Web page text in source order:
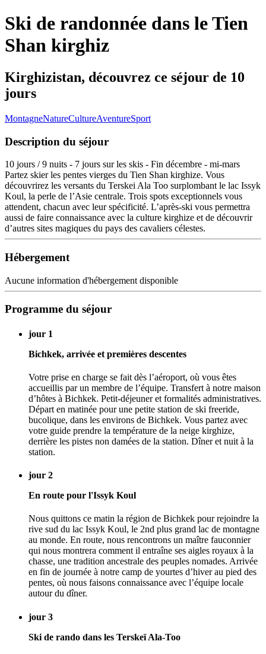
Ski de randonnée dans le Tien
Shan kirghiz
Kirghizistan, découvrez ce séjour de 10
jours
MontagneNatureCultureAventureSport
Description du séjour
10 jours / 9 nuits - 7 jours sur les skis - Fin décembre - mi-mars
Partez skier les pentes vierges du Tien Shan kirghize. Vous
découvrirez les versants du Terskei Ala Too surplombant le lac Issyk
Koul, la perle de l’Asie centrale. Trois spots exceptionnels vous
attendent, chacun avec leur spécificité. L’après-ski vous permettra
aussi de faire connaissance avec la culture kirghize et de découvrir
d’autres sites magiques du pays des cavaliers célestes.
Hébergement
Aucune information d'hébergement disponible
Programme du séjour
jour 1
Bichkek, arrivée et premières descentes
Votre prise en charge se fait dès l’aéroport, où vous êtes
accueillis par un membre de l’équipe. Transfert à notre maison
d’hôtes à Bichkek. Petit-déjeuner et formalités administratives.
Départ en matinée pour une petite station de ski freeride,
bucolique, dans les environs de Bichkek. Vous partez avec
votre guide prendre la température de la neige kirghize,
derrière les pistes non damées de la station. Dîner et nuit à la
station.
jour 2
En route pour l'Issyk Koul
Nous quittons ce matin la région de Bichkek pour rejoindre la
rive sud du lac Issyk Koul, le 2nd plus grand lac de montagne
au monde. En route, nous rencontrons un maître fauconnier
qui nous montrera comment il entraîne ses aigles royaux à la
chasse, une tradition ancestrale des peuples nomades. Arrivée
en fin de journée à notre camp de yourtes d’hiver au pied des
pentes, où nous faisons connaissance avec l’équipe locale
autour du dîner.
jour 3
Ski de rando dans les Terskeï Ala-Too